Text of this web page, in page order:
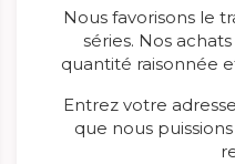
Nous favorisons le
séries. Nos
quantité raisonnée
Entrez votre
que nous